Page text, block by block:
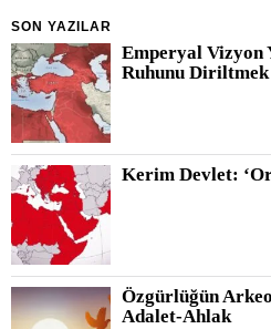
SON YAZILAR
Emperyal Vizyon
Ruhunu Diriltmek
Kerim Devlet:
Özgürlüğün
Adalet-Ahlak